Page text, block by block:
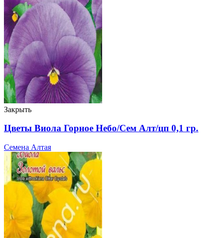
Закрыть
Цветы Виола Горное Небо/Сем Алт/цп 0,1 гр.
Семена Алтая